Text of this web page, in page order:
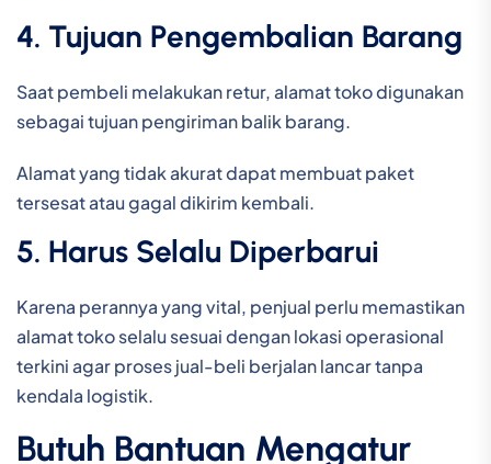
4. Tujuan Pengembalian Barang
Saat pembeli melakukan retur, alamat toko digunakan
sebagai tujuan pengiriman balik barang.
Alamat yang tidak akurat dapat membuat paket
tersesat atau gagal dikirim kembali.
5. Harus Selalu Diperbarui
Karena perannya yang vital, penjual perlu memastikan
alamat toko selalu sesuai dengan lokasi operasional
terkini agar proses jual-beli berjalan lancar tanpa
kendala logistik.
Butuh Bantuan Mengatur